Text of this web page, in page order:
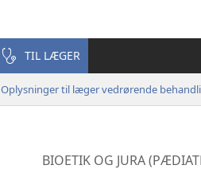
TIL LÆGER
Oplysninger til læger vedrørende
BIOETIK OG JURA